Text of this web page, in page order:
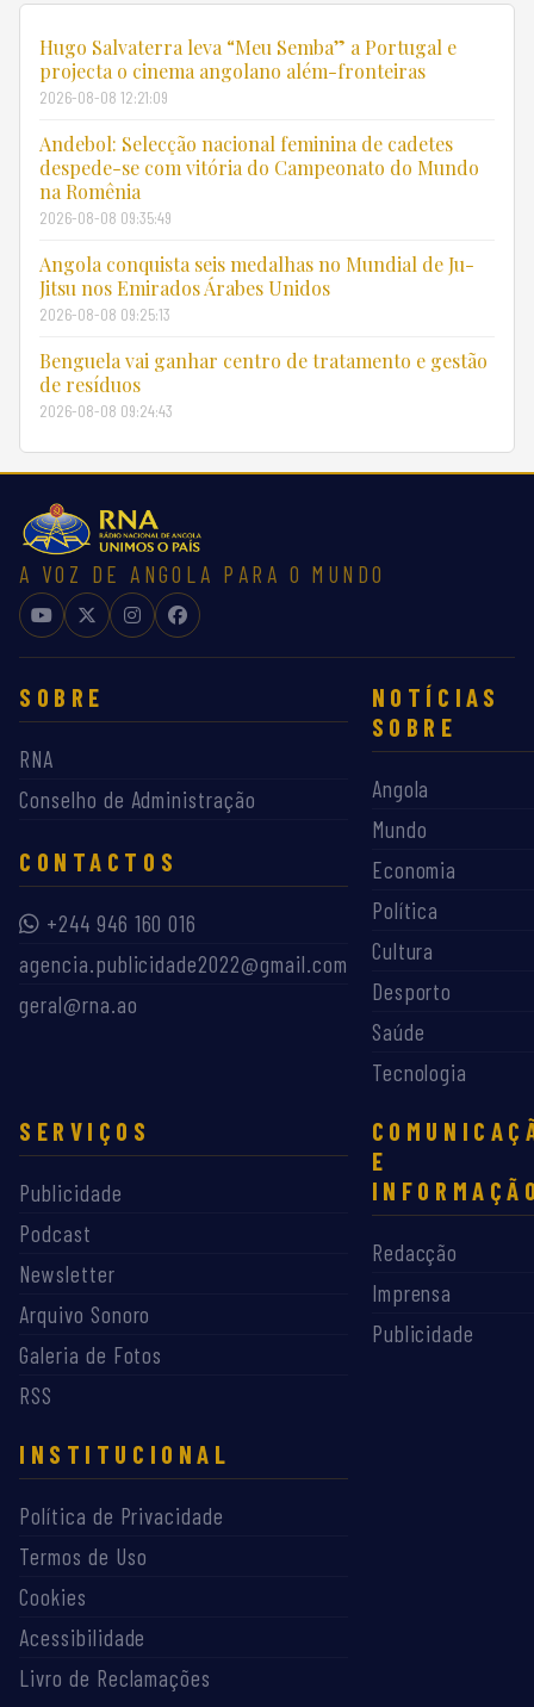
Hugo Salvaterra leva “Meu Semba” a Portugal e
projecta o cinema angolano além-fronteiras
2026-08-08 12:21:09
Andebol: Selecção nacional feminina de cadetes
despede-se com vitória do Campeonato do Mundo
na Romênia
2026-08-08 09:35:49
Angola conquista seis medalhas no Mundial de Ju-
Jitsu nos Emirados Árabes Unidos
2026-08-08 09:25:13
Benguela vai ganhar centro de tratamento e gestão
de resíduos
2026-08-08 09:24:43
A VOZ DE ANGOLA PARA O MUNDO
SOBRE
RNA
Conselho de Administração
CONTACTOS
+244 946 160 016
agencia.publicidade2022@gmail.com
geral@rna.ao
NOTÍCIAS
SOBRE
Angola
Mundo
Economia
Política
Cultura
Desporto
Saúde
Tecnologia
SERVIÇOS
Publicidade
Podcast
Newsletter
Arquivo Sonoro
Galeria de Fotos
RSS
E
Redacção
Imprensa
Publicidade
INSTITUCIONAL
Política de Privacidade
Termos de Uso
Cookies
Acessibilidade
Livro de Reclamações